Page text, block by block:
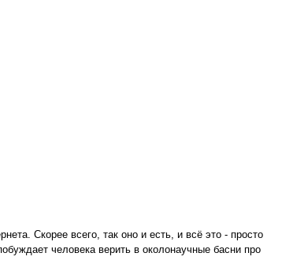
Скорее всего, так оно и есть, и всё это - просто
человека верить в околонаучные басни про